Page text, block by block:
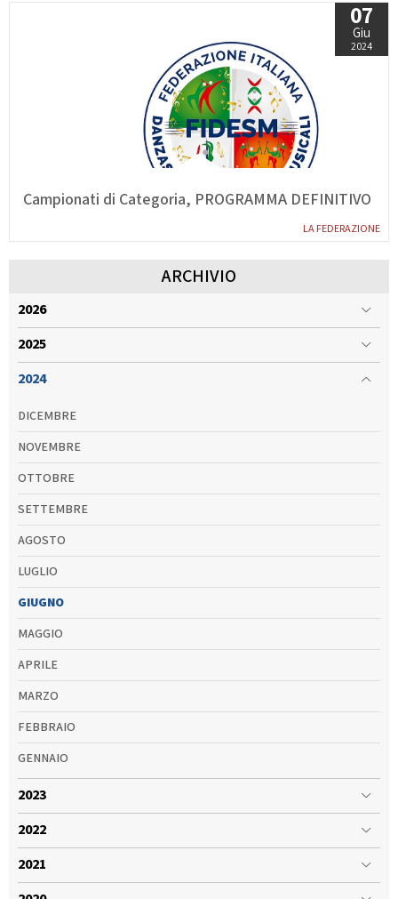
07
Giu
2024
LA FEDERAZIONE
Campionati di Categoria, PROGRAMMA DEFINITIVO
ARCHIVIO
2026
2025
2024
DICEMBRE
NOVEMBRE
OTTOBRE
SETTEMBRE
AGOSTO
LUGLIO
GIUGNO
MAGGIO
APRILE
MARZO
FEBBRAIO
GENNAIO
2023
2022
2021